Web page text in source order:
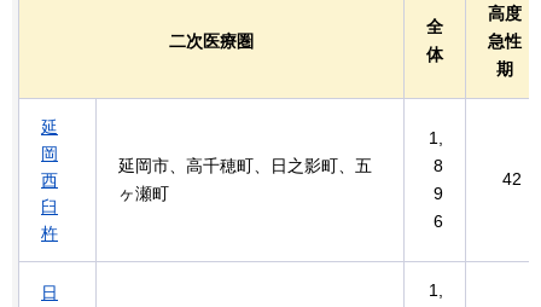
二次医療圏
全
体
高度
急性
期
延
岡
西
臼
杵
延岡市、高千穂町、日之影町、五
ヶ瀬町
1,
8
9
6
42
日
1,